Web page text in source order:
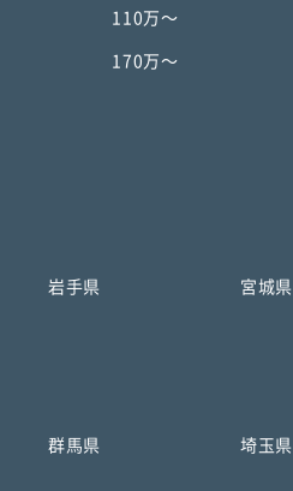
110万〜
170万〜
岩手県 宮城県
群馬県 埼玉県